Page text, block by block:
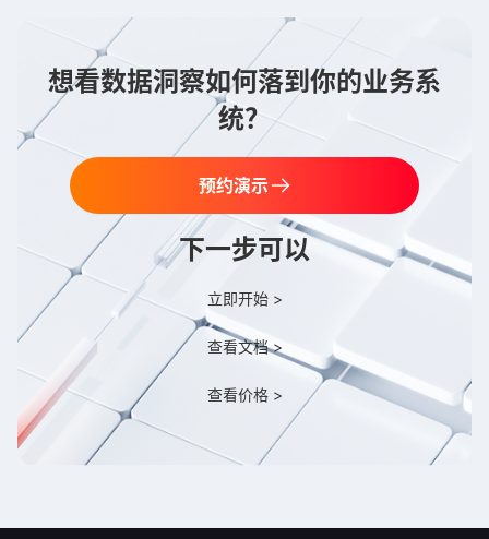
想看数据洞察如何落到你的业务系
统？
预约演示
下一步可以
立即开始 >
查看文档 >
查看价格 >